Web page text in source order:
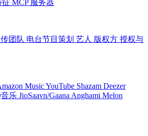
征 MCP 服务器
团队 电台节目策划 艺人 版权方 授权与
MusicYouTube Shazam Deezer
乐 JioSaavn/Gaana Anghami Melon